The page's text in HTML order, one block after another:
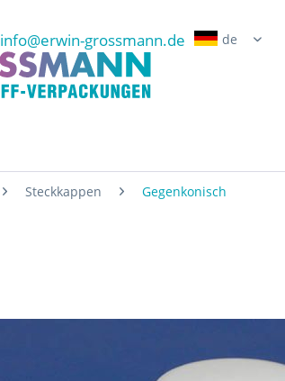
info@erwin-grossmann.de
Steckkappen Gegenkonisch